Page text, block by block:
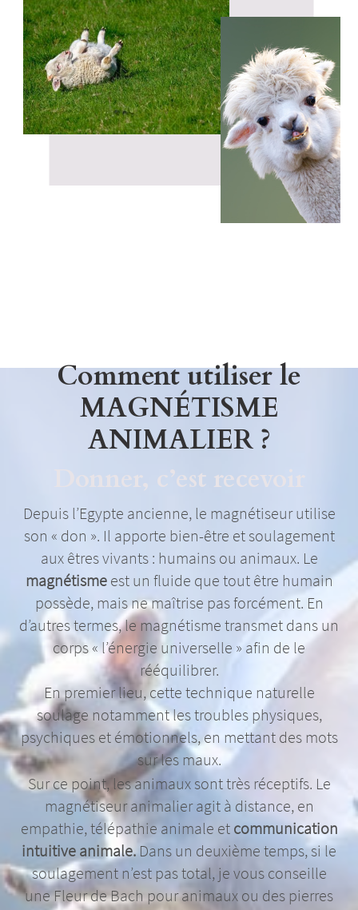
Comment utiliser le
MAGNÉTISME
ANIMALIER ?
Donner, c’est recevoir
Depuis l’Egypte ancienne, le magnétiseur utilise
son « don ». Il apporte bien-être et soulagement
aux êtres vivants : humains ou animaux. Le
magnétisme est un fluide que tout être humain
possède, mais ne maîtrise pas forcément. En
d’autres termes, le magnétisme transmet dans un
corps « l’énergie universelle » afin de le
rééquilibrer.
En premier lieu, cette technique naturelle
soulage notamment les troubles physiques,
psychiques et émotionnels, en mettant des mots
sur les maux.
Sur ce point, les animaux sont très réceptifs. Le
magnétiseur animalier agit à distance, en
empathie, télépathie animale et communication
intuitive animale.Dans un deuxième temps, si le
soulagement n’est pas total, je vous conseille
une Fleur de Bach pour animaux ou des pierres